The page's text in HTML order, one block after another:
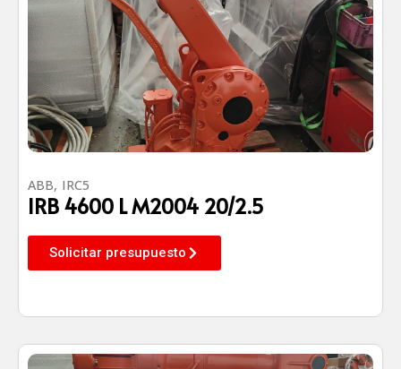
ABB, IRC5
IRB 4600 L M2004 20/2.5
Solicitar presupuesto